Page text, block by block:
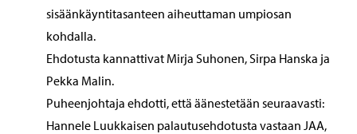
sisäänkäyntitasanteen aiheuttaman umpiosan
kohdalla.
Ehdotusta kannattivat Mirja Suhonen, Sirpa Hanska ja
Pekka Malin.
Puheenjohtaja ehdotti, että äänestetään seuraavasti:
Hannele Luukkaisen palautusehdotusta vastaan JAA,